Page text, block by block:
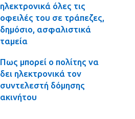
ηλεκτρονικά όλες τις
οφειλές του σε τράπεζες,
δημόσιο, ασφαλιστικά
ταμεία
Πως μπορεί ο πολίτης να
δει ηλεκτρονικά τον
συντελεστή δόμησης
ακινήτου